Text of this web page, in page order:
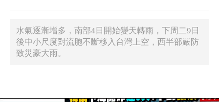
水氣逐漸增多，南部4日開始變天轉雨，下周二9日
後中小尺度對流胞不斷移入台灣上空，西半部嚴防
致災豪大雨。